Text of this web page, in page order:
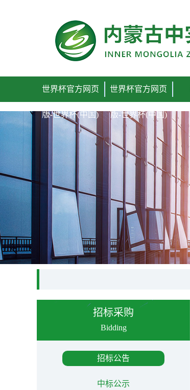
世界杯官方网页
版-世界杯(中国)
世界杯官方网页
版-世界杯(中国)
招标采购
Bidding
招标公告
中标公示